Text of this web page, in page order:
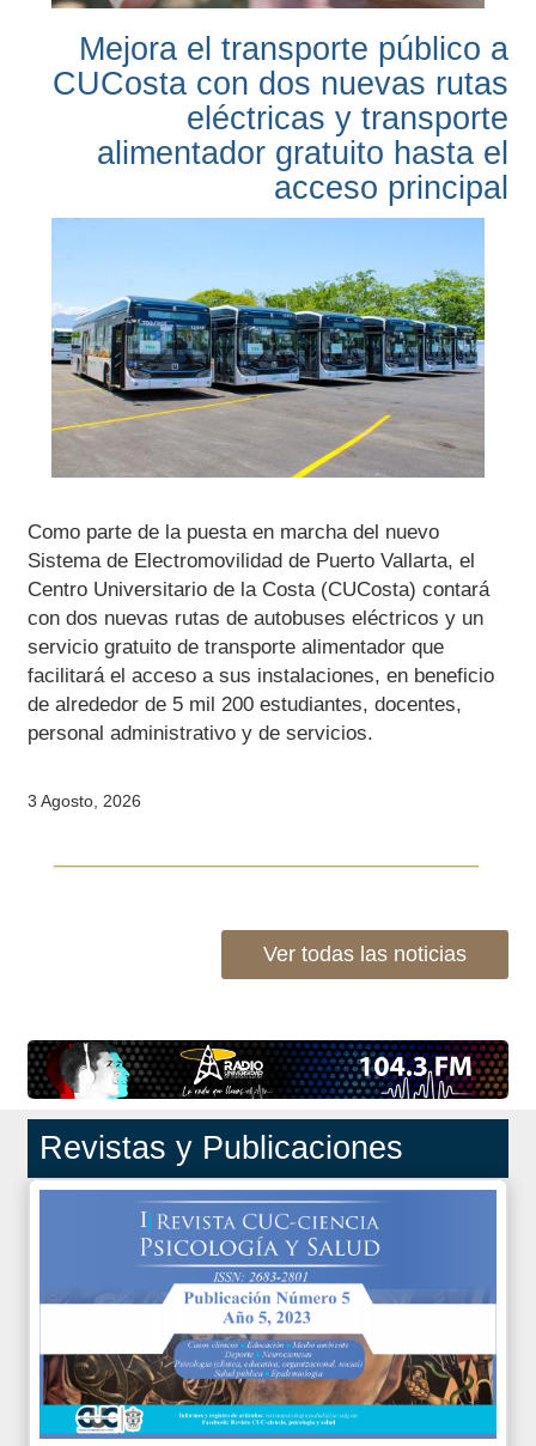
Como parte de la puesta en marcha del nuevo
Sistema de Electromovilidad de Puerto Vallarta, el
Centro Universitario de la Costa (CUCosta) contará
con dos nuevas rutas de autobuses eléctricos y un
servicio gratuito de transporte alimentador que
facilitará el acceso a sus instalaciones, en beneficio
personal administrativo y de servicios.
3 Agosto, 2026
Revistas y Publicaciones